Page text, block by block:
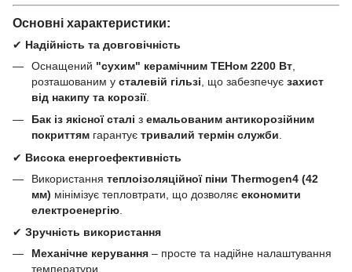
Основні характеристики:
✔ Надійність та довговічність
Оснащений "сухим" керамічним ТЕНом 2200 Вт
розташованим у сталевій гільзі , що забезпечує захист
від накипу та корозії.
Бак із якісної сталі з емальованим антикорозійним
покриттям гарантує тривалий термін служби.
✔ Висока енергоефективність
Використання теплоізоляційної піни Thermogen4 (42
мм) мінімізує тепловтрати, що дозволяє економити
електроенергію
✔ Зручність використання
Механічне керування – просте та надійне налаштування
температури.